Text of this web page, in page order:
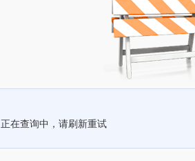
正在查询中，请刷新重试